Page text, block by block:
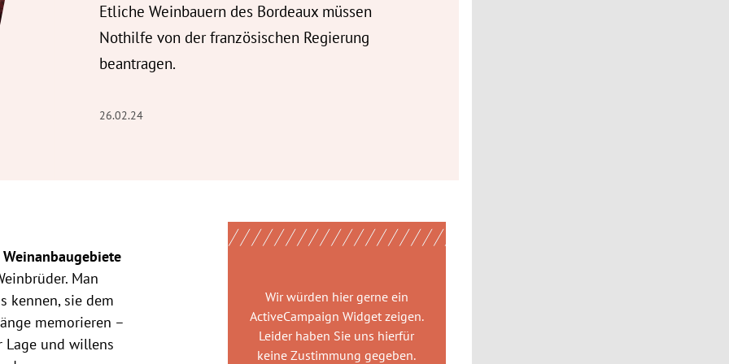
Etliche Weinbauern des Bordeaux müssen
Nothilfe von der französischen Regierung
beantragen.
26.02.24
Man
kennen, sie dem
memorieren –
Lage und willens
Wir würden hier gerne ein
ActiveCampaign Widgetzeigen.
Leider haben Sie uns hierfür
keine Zustimmung gegeben.